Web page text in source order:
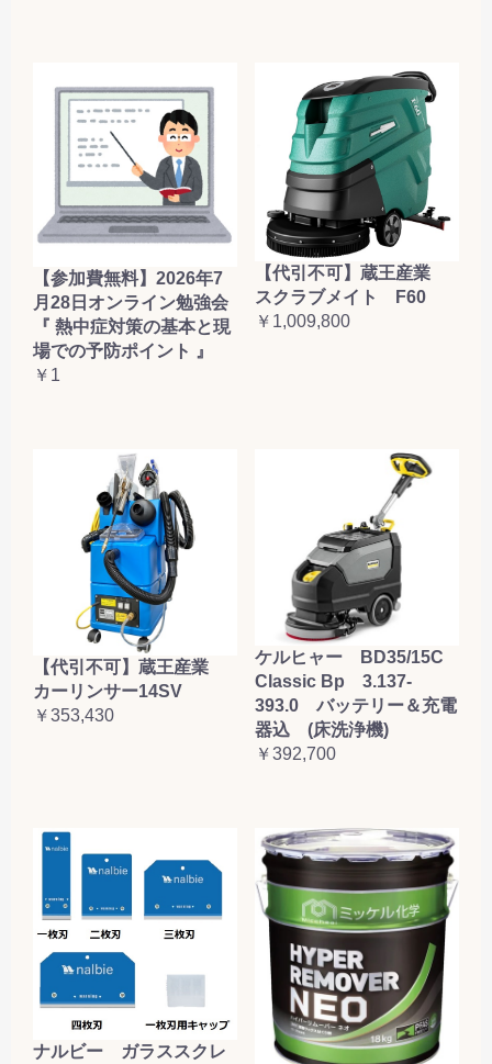
【参加費無料】2026年7
月28日オンライン勉強会
『 熱中症対策の基本と現
場での予防ポイント 』
￥1
【代引不可】蔵王産業
スクラブメイト F60
￥1,009,800
【代引不可】蔵王産業
カーリンサー14SV
￥353,430
ケルヒャー BD35/15C
Classic Bp 3.137-
393.0 バッテリー＆充電
器込 (床洗浄機)
￥392,700
ナルビー ガラススクレ